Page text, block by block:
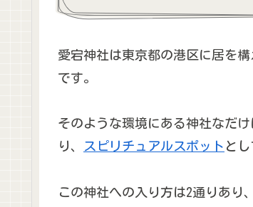
愛宕神社は東京都の港区に居を
です。
そのような環境にある神社なだ
り、
スピリチュアルスポット と
この神社への入り方は2通りあり